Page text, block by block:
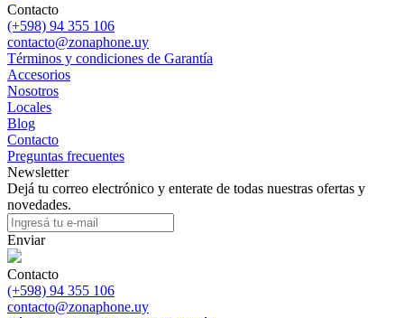
Contacto
(+598) 94 355 106
contacto@zonaphone.uy
Términos y condiciones de Garantía
Accesorios
Nosotros
Locales
Blog
Contacto
Preguntas frecuentes
Newsletter
Dejá tu correo electrónico y enterate de todas nuestras ofertas y
novedades.
Enviar
Contacto
(+598) 94 355 106
contacto@zonaphone.uy